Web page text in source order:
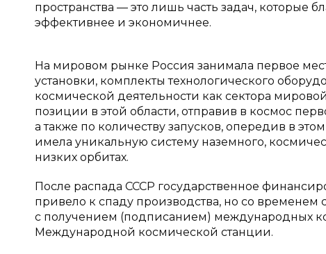
пространства — это лишь часть задач, которые
эффективнее и экономичнее.
На мировом рынке Россия занимала первое
установки, комплекты технологического
космической деятельности как сектора
позиции в этой области, отправив в космос
а также по количеству запусков, опередив в
имела уникальную систему наземного,
низких орбитах.
После распада СССР государственное
привело к спаду производства, но со
с получением (подписанием) международных
Международной космической станции.